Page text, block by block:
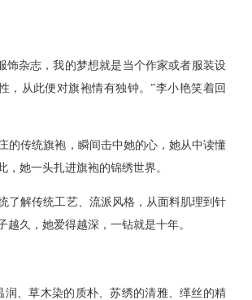
饰杂志，我的梦想就是当个作家或者服装设
，从此便对旗袍情有独钟。”李小艳笑着回
的传统旗袍，瞬间击中她的心，她从中读懂
她一头扎进旗袍的锦绣世界。
了解传统工艺、流派风格，从面料肌理到针
久，她爱得越深，一钻就是十年。
、草木染的质朴、苏绣的清雅、缂丝的精